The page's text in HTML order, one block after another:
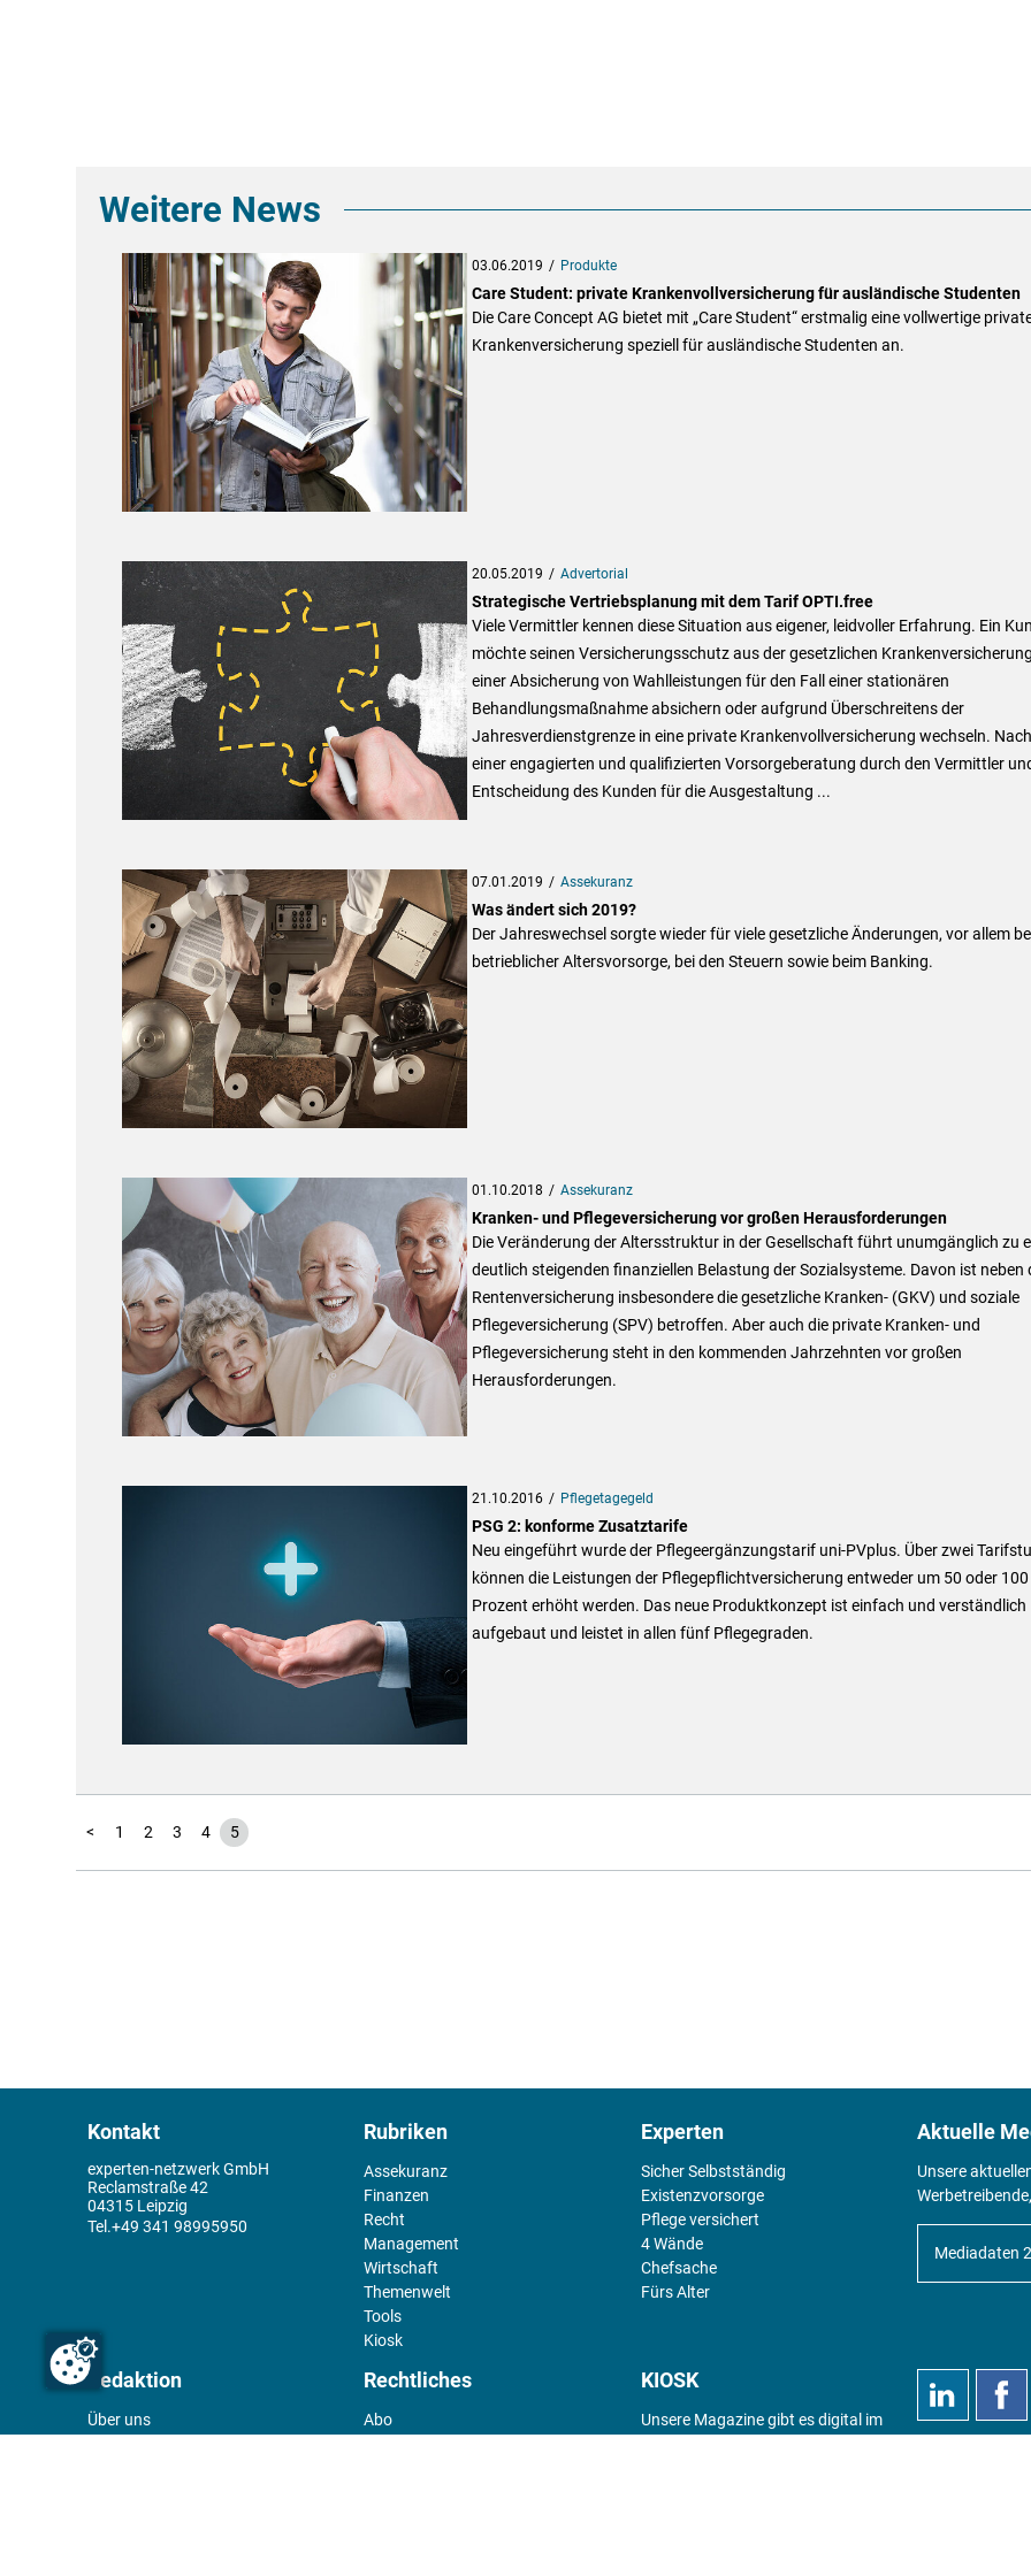
Weitere News
03.06.2019 Produkte
Care Student: private Krankenvollversicherung für ausländische Studenten
Die Care Concept AG bietet mit „Care Student“ erstmalig eine vollwertige
Krankenversicherung speziell für ausländische Studenten an.
20.05.2019 Advertorial
Strategische Vertriebsplanung mit dem Tarif OPTI.free
Viele Vermittler kennen diese Situation aus eigener, leidvoller Erfahrung. Ein
möchte seinen Versicherungsschutz aus der gesetzlichen
einer Absicherung von Wahlleistungen für den Fall einer stationären
Behandlungsmaßnahme absichern oder aufgrund Überschreitens der
Jahresverdienstgrenze in eine private Krankenvollversicherung wechseln. Nach
einer engagierten und qualifizierten Vorsorgeberatung durch den Vermittler
Entscheidung des Kunden für die Ausgestaltung ...
07.01.2019 Assekuranz
Was ändert sich 2019?
Der Jahreswechsel sorgte wieder für viele gesetzliche Änderungen, vor allem
betrieblicher Altersvorsorge, bei den Steuern sowie beim Banking.
01.10.2018 Assekuranz
Kranken- und Pflegeversicherung vor großen Herausforderungen
Die Veränderung der Altersstruktur in der Gesellschaft führt unumgänglich zu
deutlich steigenden finanziellen Belastung der Sozialsysteme. Davon ist neben
Rentenversicherung insbesondere die gesetzliche Kranken- (GKV) und soziale
Pflegeversicherung (SPV) betroffen. Aber auch die private Kranken- und
Pflegeversicherung steht in den kommenden Jahrzehnten vor großen
Herausforderungen.
21.10.2016 Pflegetagegeld
PSG 2: konforme Zusatztarife
Neu eingeführt wurde der Pflegeergänzungstarif uni-PVplus. Über zwei
können die Leistungen der Pflegepflichtversicherung entweder um 50 oder 100
Prozent erhöht werden. Das neue Produktkonzept ist einfach und verständlich
aufgebaut und leistet in allen fünf Pflegegraden.
< 1 2 3 4 5
Kontakt
experten-netzwerk GmbH
Reclamstraße 42
04315 Leipzig
+49 341 98995950
Rubriken
Assekuranz
Finanzen
Recht
Management
Wirtschaft
Themenwelt
Tools
Kiosk
Experten
Sicher Selbstständig
Existenz­vorsorge
Pflege versichert
4 Wände
Chefsache
Fürs Alter
Aktuelle
Unsere
Mediadaten
Redaktion
Über uns
Rechtliches
Abo
KIOSK
Unsere Magazine gibt es digital im